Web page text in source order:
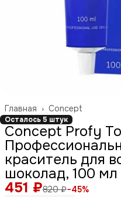
Concept
Главная ›
Осталось 5 штук
Concept Profy
краситель для
шоколад, 100 мл
451 ₽820 ₽−45%